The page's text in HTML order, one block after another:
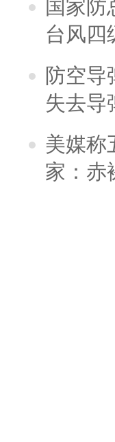
国家
台风四
防空导
失去导
美媒称
家：赤